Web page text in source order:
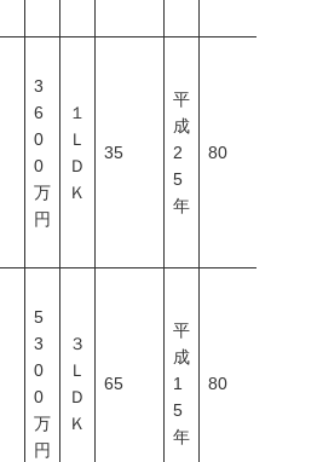
3
6
0
0
万
円
１
Ｌ
Ｄ
Ｋ
35
平
成
2
5
年
80
5
3
0
0
万
円
３
Ｌ
Ｄ
Ｋ
65
平
成
1
5
年
80